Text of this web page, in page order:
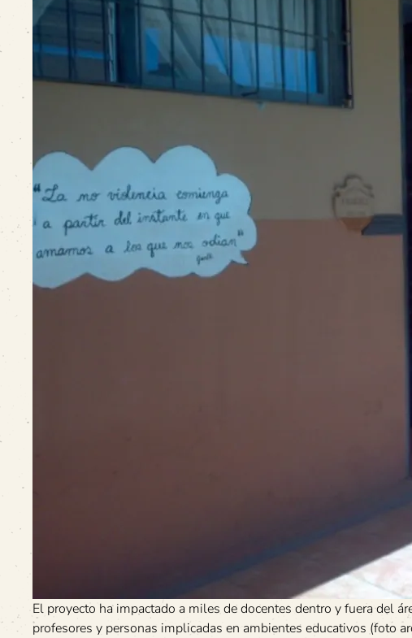
El proyecto ha impactado a miles de docentes dentro y fuera del
profesores y personas implicadas en ambientes educativos (foto